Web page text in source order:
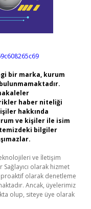
bir marka, kurum
haber niteliği
hakkında
ve kişiler ile isim
bilgiler
ve İletişim
Sağlayıcı olarak hizmet
olarak denetleme
Ancak, üyelerimiz
olup, siteye üye olarak